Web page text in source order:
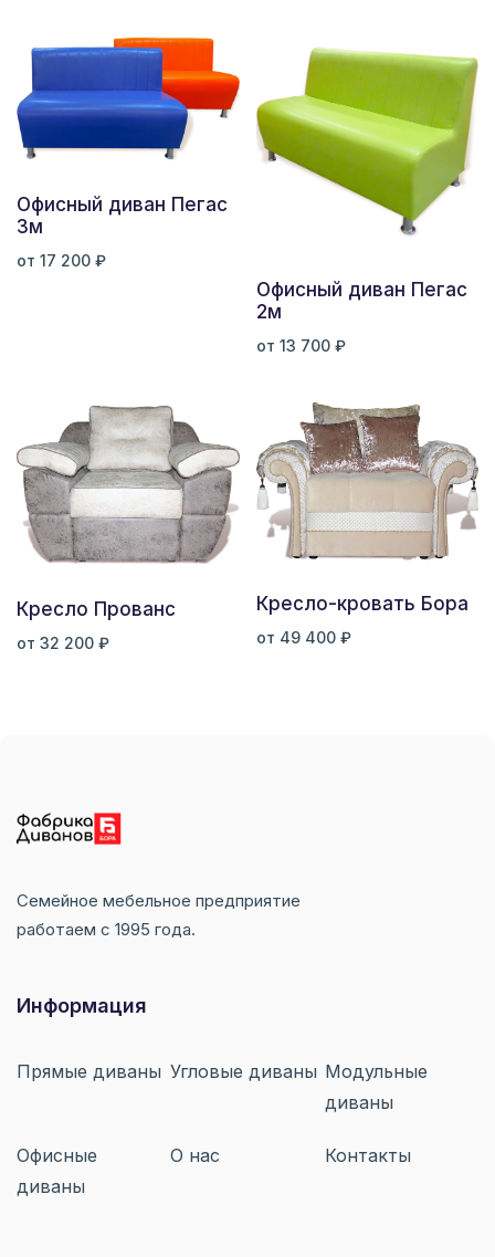
Офисный диван Пегас
3м
от 17 200 ₽
Офисный диван Пегас
2м
от 13 700 ₽
Кресло Прованс
от 32 200 ₽
Кресло-кровать Бора
от 49 400 ₽
Cемейное мебельное предприятие
работаем с 1995 года.
Информация
Прямые диваны Угловые диваны Модульные
диваны
Офисные
диваны
О нас Контакты